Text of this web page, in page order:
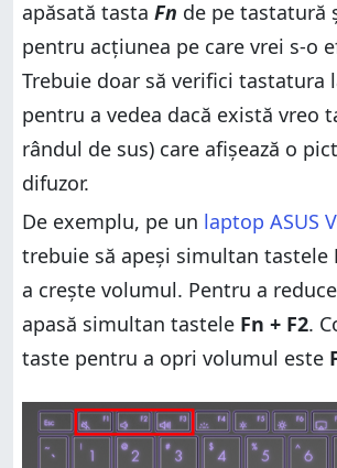
6.2. Cum controlezi volumul în
setările de Accesibilitate
7. Folosește opțiunile Mixer volum în
8. Folosește varianta clasică de Mixer
Windows
8.1. Cum controlezi volumul în
folosind clasicul Mixer volum
8.2. Cum controlezi volumul în
clasicul Mixer volum
9. Creează ori descarcă scurtături
pentru Mixer volum în Windows
10. Folosește opțiunile pentru
pe monitor
Tu ce metodă preferi pentru a
10 din setările Simplificare acces
6.2. Cum controlezi volumul în
setările de Accesibilitate
7. Folosește opțiunile Mixer volum în
8. Folosește varianta clasică de
Windows
folosind clasicul Mixer volum
8.2. Cum controlezi volumul în
clasicul Mixer volum
9. Creează ori descarcă scurtături
pentru Mixer volum în Windows
10. Folosește opțiunile pentru
Tu ce metodă preferi pentru a
apăsată tasta Fn de pe tastatură
pentru acțiunea pe care vrei s-o
Trebuie doar să verifici tastatura
pentru a vedea dacă există vreo
rândul de sus) care afișează o
difuzor.
De exemplu, pe un laptop ASUS
trebuie să apeși simultan tastele
a crește volumul. Pentru a
apasă simultan tastele Fn + F2.
taste pentru a opri volumul este